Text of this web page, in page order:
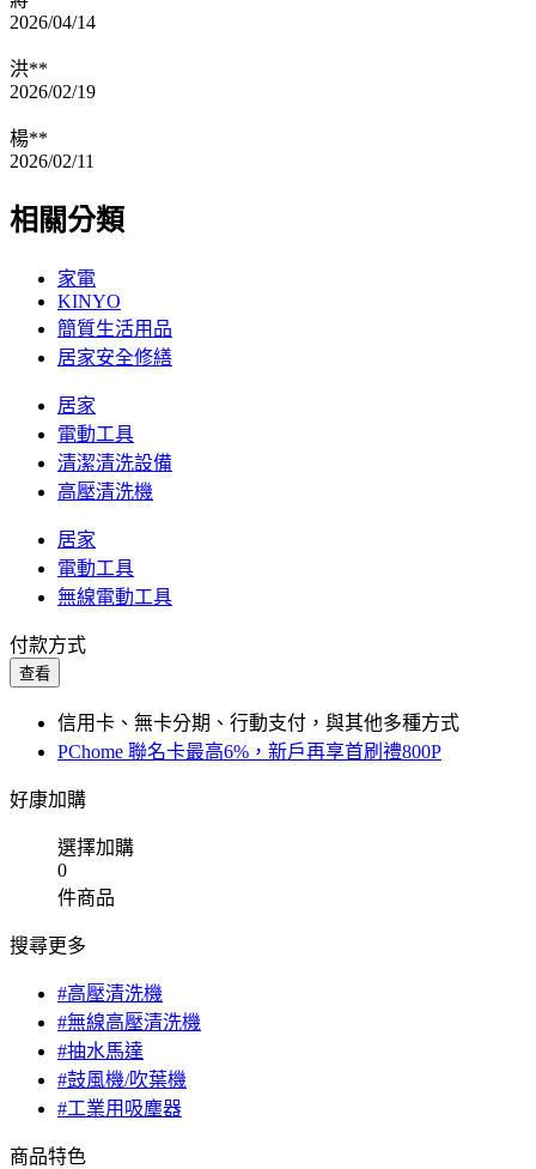
2026/04/14
洪**
2026/02/19
楊**
2026/02/11
相關分類
家電
KINYO
簡質生活用品
居家安全修繕
居家
電動工具
清潔清洗設備
高壓清洗機
居家
電動工具
無線電動工具
付款方式
查看
信用卡、無卡分期、行動支付，與其他多種方式
PChome 聯名卡最高6%，新戶再享首刷禮800P
好康加購
選擇加購
0
件商品
搜尋更多
#高壓清洗機
#無線高壓清洗機
#抽水馬達
#鼓風機/吹葉機
#工業用吸塵器
商品特色